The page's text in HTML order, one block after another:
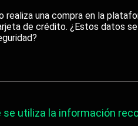
realiza una compra en la
de crédito. ¿Estos datos
se utiliza la información